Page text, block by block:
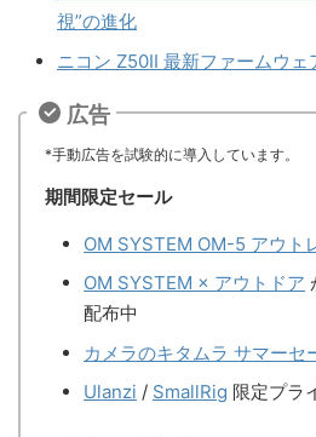
視”の進化
ニコン Z50II 最新ファームウェ
広告
*手動広告を試験的に導入しています。
期間限定セール
OM SYSTEM OM-5 アウト
OM SYSTEM × アウトドア
配布中
カメラのキタムラ サマーセ
Ulanzi / SmallRig 限定プラ